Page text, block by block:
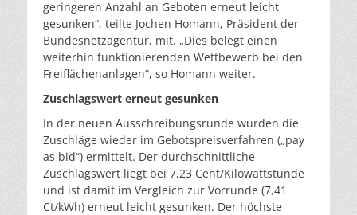
geringeren Anzahl an Geboten erneut leicht
gesunken“, teilte Jochen Homann, Präsident der
Bundesnetzagentur, mit. „Dies belegt einen
weiterhin funktionierenden Wettbewerb bei den
Freiflächenanlagen“, so Homann weiter.
Zuschlagswert erneut gesunken
In der neuen Ausschreibungsrunde wurden die
Zuschläge wieder im Gebotspreisverfahren („pay
as bid“) ermittelt. Der durchschnittliche
Zuschlagswert liegt bei 7,23 Cent/Kilowattstunde
und ist damit im Vergleich zur Vorrunde (7,41
Ct/kWh) erneut leicht gesunken. Der höchste